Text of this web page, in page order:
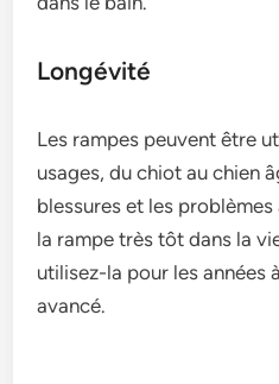
Longévité
Les rampes peuvent être
usages, du chiot au chien
blessures et les
la rampe très tôt dans la
utilisez-la pour les années
avancé.